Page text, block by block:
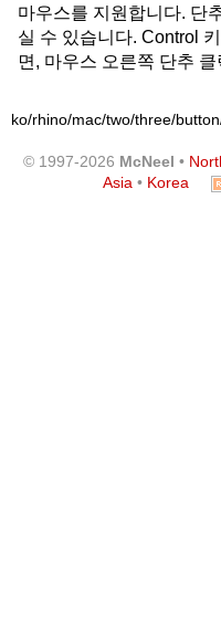
마우스를 지원합니다. 단
실 수 있습니다. Control
면, 마우스 오른쪽 단추
ko/rhino/mac/two/three/
© 1997-2026 McNeel •
Asia • Korea